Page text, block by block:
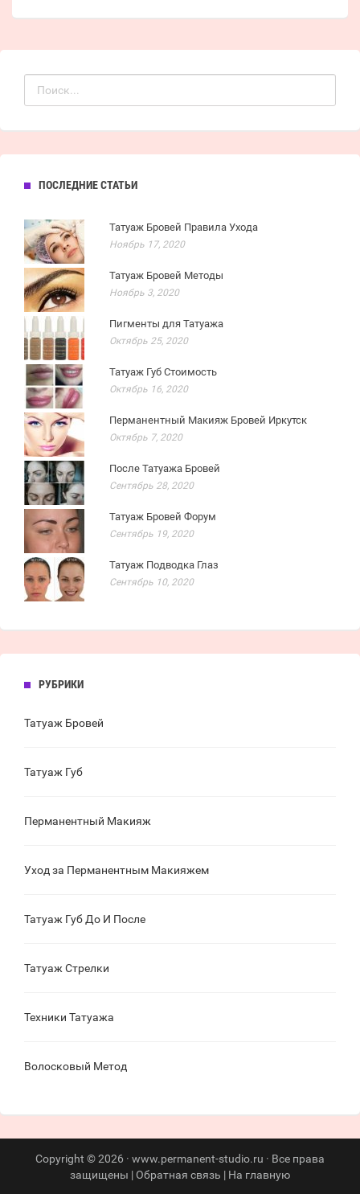
ПОСЛЕДНИЕ СТАТЬИ
Татуаж Бровей Правила Ухода
Ноябрь 17, 2020
Татуаж Бровей Методы
Ноябрь 3, 2020
Пигменты для Татуажа
Октябрь 25, 2020
Татуаж Губ Стоимость
Октябрь 16, 2020
Перманентный Макияж Бровей Иркутск
Октябрь 7, 2020
После Татуажа Бровей
Сентябрь 28, 2020
Татуаж Бровей Форум
Сентябрь 19, 2020
Татуаж Подводка Глаз
Сентябрь 10, 2020
РУБРИКИ
Татуаж Бровей
Татуаж Губ
Перманентный Макияж
Уход за Перманентным Макияжем
Татуаж Губ До И После
Татуаж Стрелки
Техники Татуажа
Волосковый Метод
Copyright © 2026 · www.permanent-studio.ru · Все права
защищены |Обратная связь | На главную